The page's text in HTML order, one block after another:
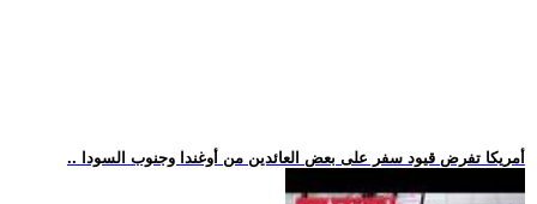
.. أمريكا تفرض قيود سفر على بعض العائدين من أوغندا وجنوب السودا